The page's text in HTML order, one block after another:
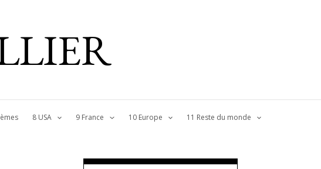
8 USA 9 France 10 Europe 11 Reste du monde